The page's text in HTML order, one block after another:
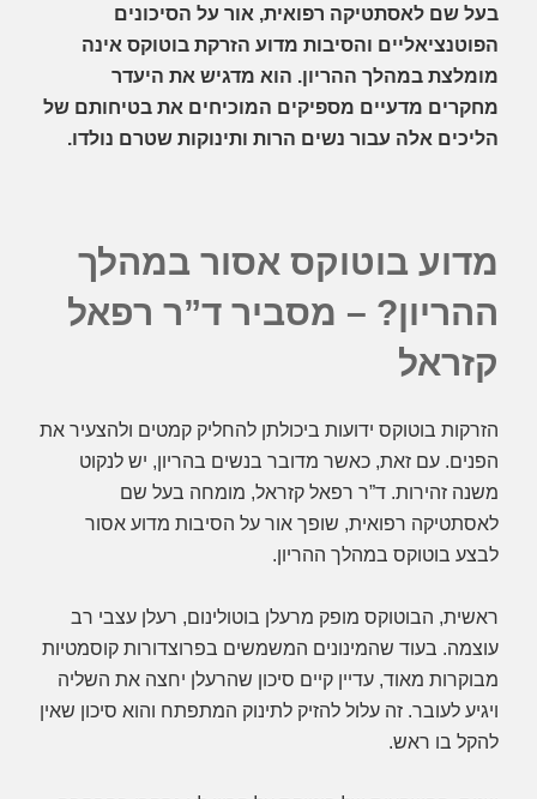
בעל שם לאסתטיקה רפואית, אור על הסיכונים
הפוטנציאליים והסיבות מדוע הזרקת בוטוקס אינה
מומלצת במהלך ההריון. הוא מדגיש את היעדר
מחקרים מדעיים מספיקים המוכיחים את בטיחותם של
הליכים אלה עבור נשים הרות ותינוקות שטרם נולדו.
מדוע בוטוקס אסור במהלך
ההריון? – מסביר ד”ר רפאל
קזראל
הזרקות בוטוקס ידועות ביכולתן להחליק קמטים ולהצעיר את
הפנים. עם זאת, כאשר מדובר בנשים בהריון, יש לנקוט
משנה זהירות. ד”ר רפאל קזראל, מומחה בעל שם
לאסתטיקה רפואית, שופך אור על הסיבות מדוע אסור
לבצע בוטוקס במהלך ההריון.
ראשית, הבוטוקס מופק מרעלן בוטולינום, רעלן עצבי רב
עוצמה. בעוד שהמינונים המשמשים בפרוצדורות קוסמטיות
מבוקרות מאוד, עדיין קיים סיכון שהרעלן יחצה את השליה
ויגיע לעובר. זה עלול להזיק לתינוק המתפתח והוא סיכון שאין
להקל בו ראש.